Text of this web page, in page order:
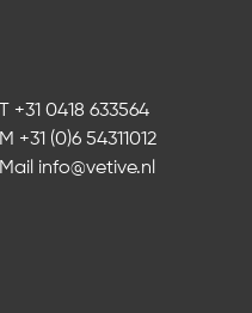
T +31 0418 633564
M +31 (0)6 54311012
Mail info@vetive.nl